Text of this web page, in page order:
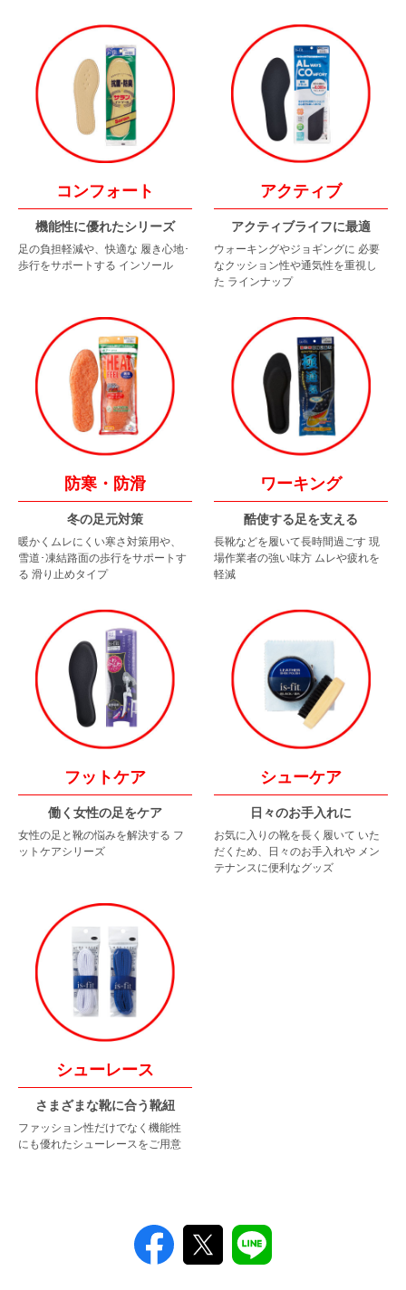
コンフォート
機能性に優れたシリーズ
足の負担軽減や、快適な 履き心地･
歩行をサポートする インソール
アクティブ
アクティブライフに最適
ウォーキングやジョギングに 必要
なクッション性や通気性を重視し
た ラインナップ
防寒・防滑
冬の足元対策
暖かくムレにくい寒さ対策用や、
雪道･凍結路面の歩行をサポートす
る 滑り止めタイプ
ワーキング
酷使する足を支える
長靴などを履いて長時間過ごす 現
場作業者の強い味方 ムレや疲れを
軽減
フットケア
働く女性の足をケア
女性の足と靴の悩みを解決する フ
ットケアシリーズ
シューケア
日々のお手入れに
お気に入りの靴を長く履いて いた
だくため、日々のお手入れや メン
テナンスに便利なグッズ
シューレース
さまざまな靴に合う靴紐
ファッション性だけでなく 機能性
にも優れたシューレースをご用意